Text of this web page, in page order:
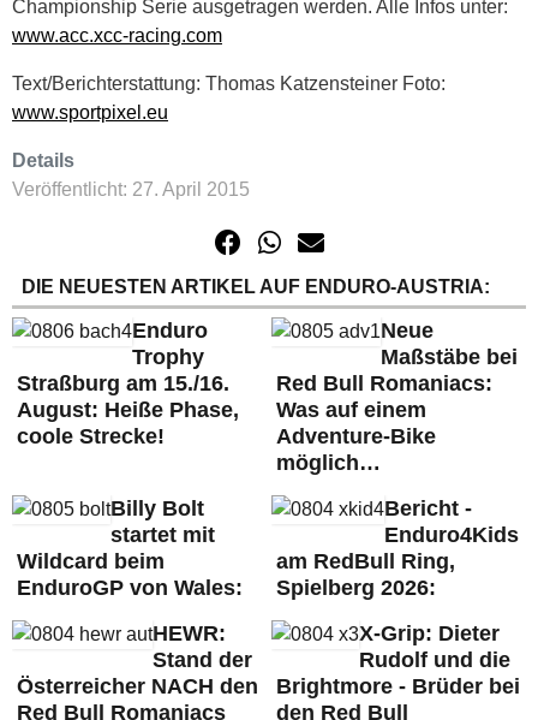
Championship Serie ausgetragen werden. Alle Infos unter:
www.acc.xcc-racing.com
Text/Berichterstattung: Thomas Katzensteiner Foto:
www.sportpixel.eu
Details
Veröffentlicht: 27. April 2015
DIE NEUESTEN ARTIKEL AUF ENDURO-AUSTRIA:
Enduro
Trophy
Straßburg am 15./16.
August: Heiße Phase,
coole Strecke!
Neue
Maßstäbe bei
Red Bull Romaniacs:
Was auf einem
Adventure-Bike
möglich…
Billy Bolt
startet mit
Wildcard beim
EnduroGP von Wales:
Bericht -
Enduro4Kids
am RedBull Ring,
Spielberg 2026:
HEWR:
Stand der
Österreicher NACH den
Red Bull Romaniacs
X-Grip: Dieter
Rudolf und die
Brightmore - Brüder bei
den Red Bull